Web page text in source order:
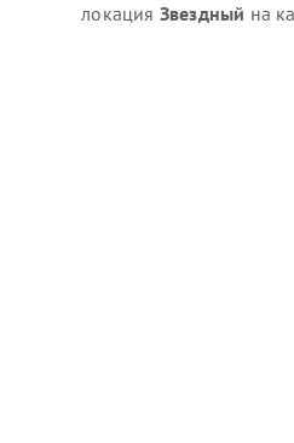
локация Звездный на